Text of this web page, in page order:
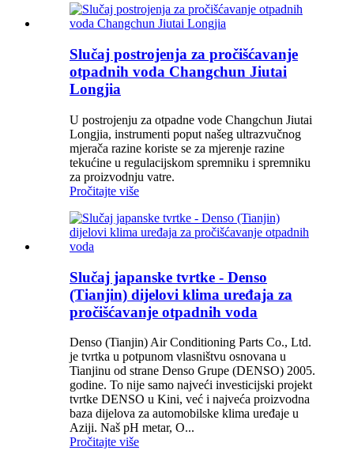
Slučaj postrojenja za pročišćavanje
otpadnih voda Changchun Jiutai
Longjia
U postrojenju za otpadne vode Changchun Jiutai
Longjia, instrumenti poput našeg ultrazvučnog
mjerača razine koriste se za mjerenje razine
tekućine u regulacijskom spremniku i spremniku
za proizvodnju vatre.
Pročitajte više
Slučaj japanske tvrtke - Denso
(Tianjin) dijelovi klima uređaja za
pročišćavanje otpadnih voda
Denso (Tianjin) Air Conditioning Parts Co., Ltd.
je tvrtka u potpunom vlasništvu osnovana u
Tianjinu od strane Denso Grupe (DENSO) 2005.
godine. To nije samo najveći investicijski projekt
tvrtke DENSO u Kini, već i najveća proizvodna
baza dijelova za automobilske klima uređaje u
Aziji. Naš pH metar, O...
Pročitajte više